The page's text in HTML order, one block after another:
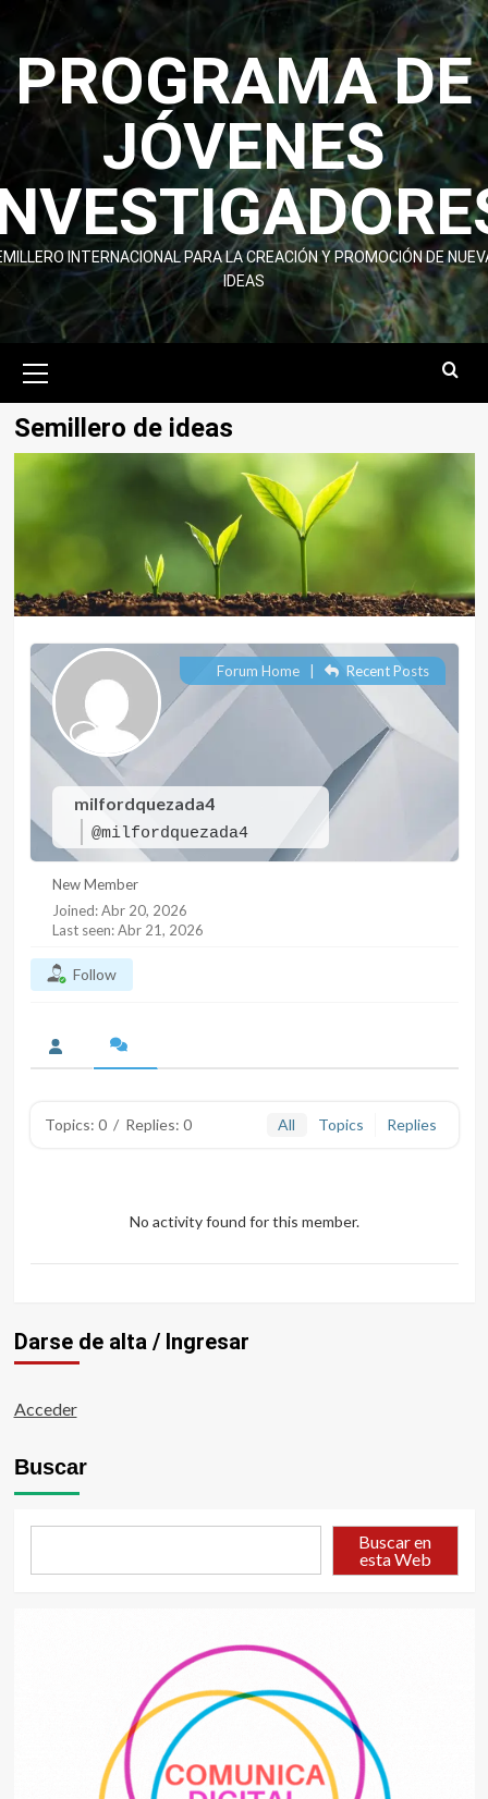
content
PROGRAMA DE
JÓVENES
INTERNACIONAL PARA LA CREACIÓN Y PROMOCIÓN DE
IDEAS
Menu
Semillero de ideas
milfordquezada4
@milfordquezada4
Forum Home | Recent Posts
New Member
Joined: Abr 20, 2026
Last seen: Abr 21, 2026
Follow
Topics: 0 / Replies: 0 All Topics Replies
No activity found for this member.
Darse de alta / Ingresar
Acceder
Buscar
Buscar en
esta Web